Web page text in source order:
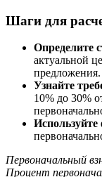
Шаги для
Определите
актуальной
предложения.
Узнайте
10% до 30%
Первоначальный
Процент